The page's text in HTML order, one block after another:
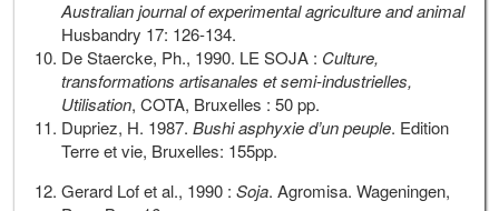
Australian journal of experimental agriculture and animal
Husbandry 17: 126-134.
De Staercke, Ph., 1990. LE SOJA : Culture,
transformations artisanales et semi-industrielles,
Utilisation, COTA, Bruxelles : 50 pp.
Dupriez, H. 1987.Bushi asphyxie d’un peuple. Edition
Terre et vie, Bruxelles: 155pp.
Gerard Lof et al., 1990 :Soja. Agromisa. Wageningen,